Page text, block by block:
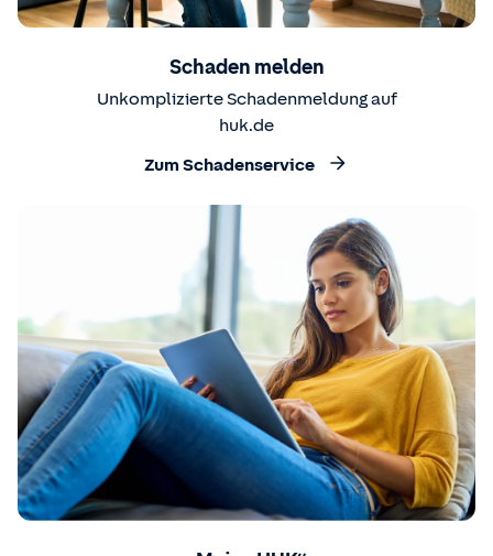
Schaden melden
Unkomplizierte Schadenmeldung auf
huk.de
Zum Schadenservice